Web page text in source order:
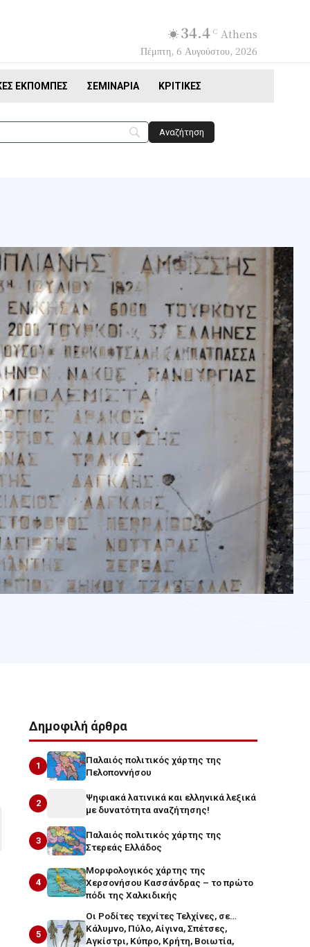
34.4 C Athens
Πέμπτη, 6 Αυγούστου, 2026
ΕΚΠΟΜΠΈΣ ΣΕΜΙΝΆΡΙΑ ΚΡΙΤΙΚΈΣ
Δημοφιλή άρθρα
1
Παλαιός πολιτικός χάρτης της
Πελοποννήσου
2
Ψηφιακά λατινικά και ελληνικά λεξικά
με δυνατότητα αναζήτησης!
3
Παλαιός πολιτικός χάρτης της
Στερεάς Ελλάδος
4
Μορφολογικός χάρτης της
Χερσονήσου Κασσάνδρας – το πρώτο
πόδι της Χαλκιδικής
5
Οι Ροδίτες τεχνίτες Τελχίνες, σε…
Κάλυμνο, Πύλο, Αίγινα, Σπέτσες,
Αγκίστρι, Κύπρο, Κρήτη, Βοιωτία,